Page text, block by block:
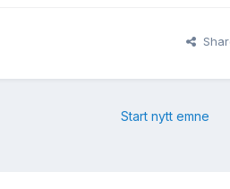
Start nytt emne